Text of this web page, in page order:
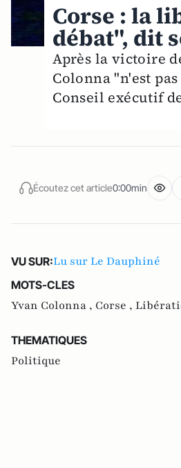
Corse : la
débat", dit
Après la victoire
Colonna "n'est
Conseil exécutif
Écoutez cet article0:00min
VU SUR:Lu sur Le Dauphiné
MOTS-CLES
Yvan Colonna , Corse ,
THEMATIQUES
Politique